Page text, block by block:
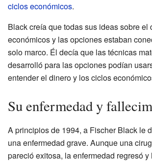
ciclos económicos.
Black creía que todas sus ideas sobre el
económicos y las opciones estaban
solo marco. Él decía que las técnicas
desarrolló para las opciones podían
entender el dinero y los ciclos
Su enfermedad y
A principios de 1994, a Fischer Black le
una enfermedad grave. Aunque una
pareció exitosa, la enfermedad regresó